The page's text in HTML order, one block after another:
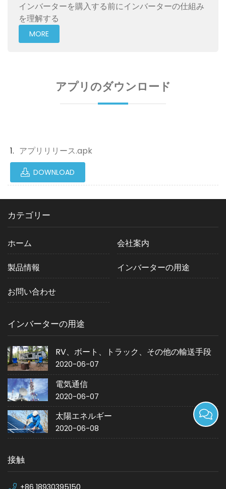
インバーターを購入する前にインバーターの仕組み
を理解する
MORE
アプリのダウンロード
アプリリリース.apk
DOWNLOAD
カテゴリー
ホーム 会社案内
製品情報 インバーターの用途
お問い合わせ
インバーターの用途
RV、ボート、トラック、その他の輸送手段
2020-06-07
電気通信
2020-06-07
太陽エネルギー
2020-06-08
接触